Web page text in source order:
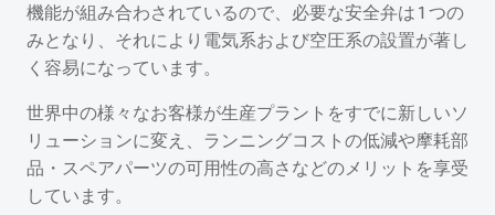
機能が組み合わされているので、必要な安全弁は 1 つの
みとなり、それにより電気系および空圧系の設置が著し
く容易になっています。
世界中の様々なお客様が生産プラントをすでに新しいソ
リューションに変え、ランニングコストの低減や摩耗部
品・スペアパーツの可用性の高さなどのメリットを享受
しています。